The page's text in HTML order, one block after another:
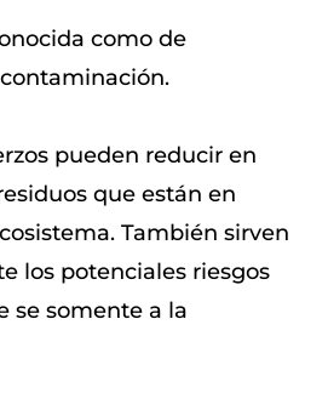
como de
pueden reducir en
que están en
También sirven
los potenciales riesgos
se somente a la